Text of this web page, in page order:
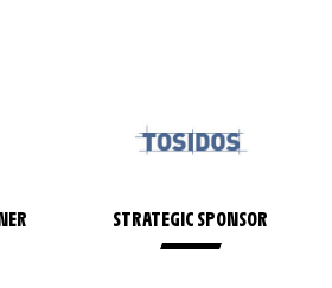
STRATEGIC SPONSOR